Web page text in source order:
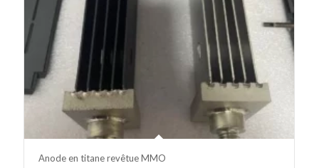
Anode en titane revêtue MMO